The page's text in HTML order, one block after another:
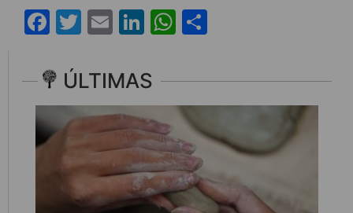
Facebook
Twitter
EmailLinkedIn
WhatsApp
ÚLTIMAS